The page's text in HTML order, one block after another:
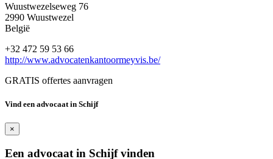
Wuustwezelseweg 76
2990 Wuustwezel
België
+32 472 59 53 66
http://www.advocatenkantoormeyvis.be/
GRATIS offertes aanvragen
Vind een advocaat in Schijf
×
Een advocaat in Schijf vinden